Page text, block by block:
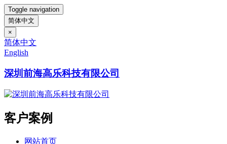
Toggle navigation
简体中文
×
简体中文
English
深圳前海高乐科技有限公司
客户案例
网站首页